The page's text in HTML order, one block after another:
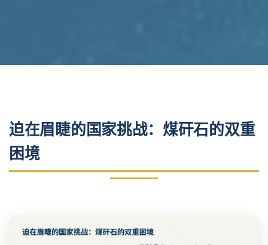
迫在眉睫的国家挑战：煤矸石的双重
困境